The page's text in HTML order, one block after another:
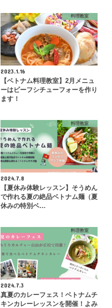
料理教室
2023.1.16
【ベトナム料理教室】2月メニュ
ーはビーフシチューフォーを作り
ます！
料理教室
2024.7.8
【夏休み体験レッスン】そうめん
で作れる夏の絶品ベトナム麺（夏
休みの特別ベ…
料理教室
2024.7.3
真夏のカレーフェス！ベトナムチ
キンカレーレッスンを開催！よみ